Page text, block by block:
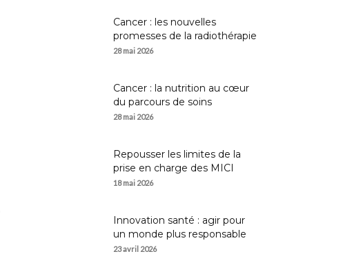
Cancer : les nouvelles
promesses de la radiothérapie
28 mai 2026
Cancer : la nutrition au cœur
du parcours de soins
28 mai 2026
Repousser les limites de la
prise en charge des MICI
18 mai 2026
Innovation santé : agir pour
un monde plus responsable
23 avril 2026